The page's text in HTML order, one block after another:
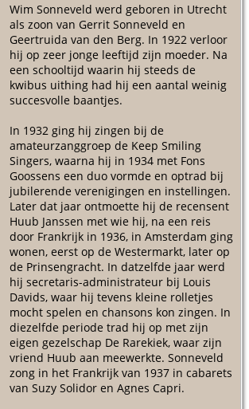
Wim Sonneveld werd geboren in Utrecht
als zoon van Gerrit Sonneveld en
Geertruida van den Berg. In 1922 verloor
hij op zeer jonge leeftijd zijn moeder. Na
een schooltijd waarin hij steeds de
kwibus uithing had hij een aantal weinig
succesvolle baantjes.
In 1932 ging hij zingen bij de
amateurzanggroep de Keep Smiling
Singers, waarna hij in 1934 met Fons
Goossens een duo vormde en optrad bij
jubilerende verenigingen en instellingen.
Later dat jaar ontmoette hij de recensent
Huub Janssen met wie hij, na een reis
door Frankrijk in 1936, in Amsterdam ging
wonen, eerst op de Westermarkt, later op
de Prinsengracht. In datzelfde jaar werd
hij secretaris-administrateur bij Louis
Davids, waar hij tevens kleine rolletjes
mocht spelen en chansons kon zingen. In
diezelfde periode trad hij op met zijn
eigen gezelschap De Rarekiek, waar zijn
vriend Huub aan meewerkte. Sonneveld
zong in het Frankrijk van 1937 in cabarets
van Suzy Solidor en Agnes Capri.